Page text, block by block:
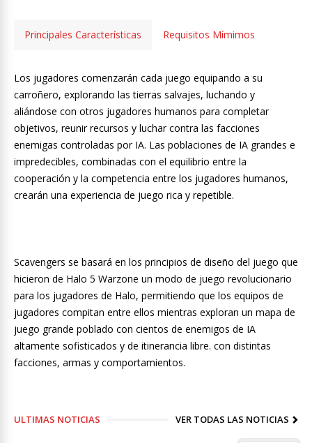
Principales Características Requisitos Mímimos
Los jugadores comenzarán cada juego equipando a su
carroñero, explorando las tierras salvajes, luchando y
aliándose con otros jugadores humanos para completar
objetivos, reunir recursos y luchar contra las facciones
enemigas controladas por IA. Las poblaciones de IA grandes e
impredecibles, combinadas con el equilibrio entre la
cooperación y la competencia entre los jugadores humanos,
crearán una experiencia de juego rica y repetible.
Scavengers se basará en los principios de diseño del juego que
hicieron de Halo 5 Warzone un modo de juego revolucionario
para los jugadores de Halo, permitiendo que los equipos de
jugadores compitan entre ellos mientras exploran un mapa de
juego grande poblado con cientos de enemigos de IA
altamente sofisticados y de itinerancia libre. con distintas
facciones, armas y comportamientos.
ULTIMAS NOTICIAS VER TODAS LAS NOTICIAS